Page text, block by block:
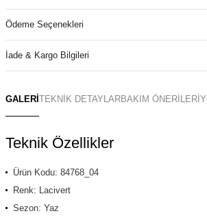
GALERİ TEKNİK DETAYLARBAKIM ÖNERİLERİ
Teknik Özellikler
Ürün Kodu: 84768_04
Renk: Lacivert
Sezon: Yaz
Ödeme Seçenekleri
İade & Kargo Bilgileri